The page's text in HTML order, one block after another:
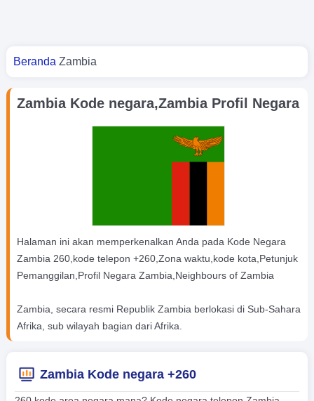
Kamu di sini
Beranda Zambia
Zambia Kode negara,Zambia Profil Negara
Halaman ini akan memperkenalkan Anda pada Kode Negara
Zambia 260,kode telepon +260,Zona waktu,kode kota,Petunjuk
Pemanggilan,Profil Negara Zambia,Neighbours of Zambia
Zambia, secara resmi Republik Zambia berlokasi di Sub-Sahara
Afrika, sub wilayah bagian dari Afrika.
Zambia Kode negara +260